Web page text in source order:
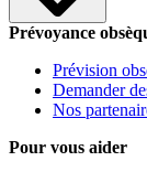
Prévoyance
Prévision
Demander
Nos
Pour vous aider